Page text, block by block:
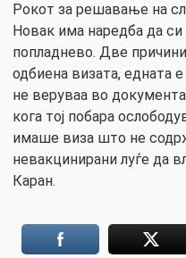
Рокот за решавање на
Новак има наредба да си
попладнево. Две
одбиена визата, едната
не веруваа во
кога тој побара
имаше виза што не
невакцинирани луѓе да
Каран.